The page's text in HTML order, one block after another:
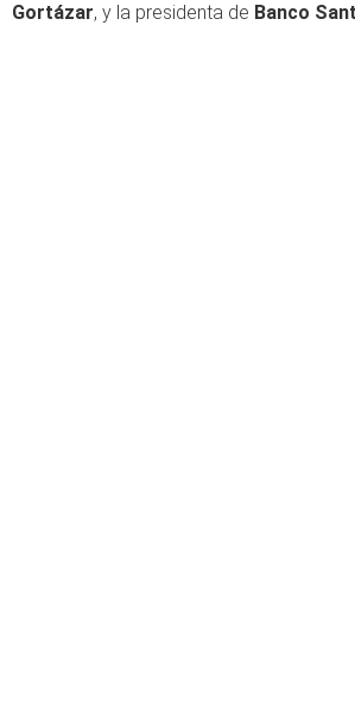
Gortázar, y la presidenta de Banco